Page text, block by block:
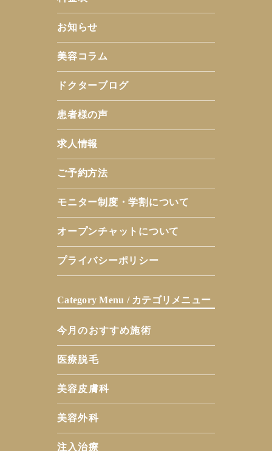
お知らせ
美容コラム
ドクターブログ
患者様の声
求人情報
ご予約方法
モニター制度・学割について
オープンチャットについて
プライバシーポリシー
Category Menu / カテゴリメニュー
今月のおすすめ施術
医療脱毛
美容皮膚科
美容外科
注入治療